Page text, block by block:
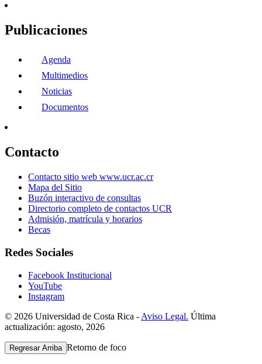
Publicaciones
Agenda
Multimedios
Noticias
Documentos
Contacto
Contacto sitio web www.ucr.ac.cr
Mapa del Sitio
Buzón interactivo de consultas
Directorio completo de contactos UCR
Admisión, matrícula y horarios
Becas
Redes Sociales
Facebook Institucional
YouTube
Instagram
© 2026 Universidad de Costa Rica - Aviso Legal. Última
actualización: agosto, 2026
Regresar Arriba Retorno de foco